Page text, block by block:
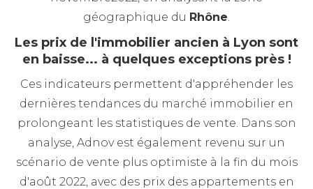
géographique du Rhône
Les prix de l'immobilier ancien à Lyon sont
en baisse... à quelques exceptions près !
Ces indicateurs permettent d'appréhender les
dernières tendances du marché immobilier en
prolongeant les statistiques de vente. Dans son
analyse, Adnov est également revenu sur un
scénario de vente plus optimiste à la fin du mois
d'août 2022, avec des prix des appartements en